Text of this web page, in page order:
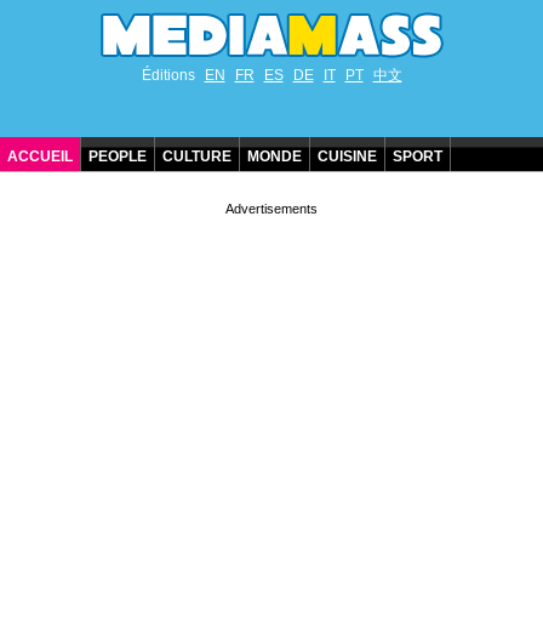
Éditions EN FR ES DE IT PT 中文
ACCUEIL PEOPLE CULTURE MONDE CUISINE SPORT